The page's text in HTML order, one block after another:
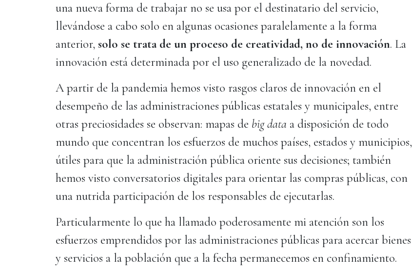
una nueva forma de trabajar no se usa por el destinatario del servicio,
llevándose a cabo solo en algunas ocasiones paralelamente a la forma
anterior, solo se trata de un proceso de creatividad, no de innovación. La
innovación está determinada por el uso generalizado de la novedad.
A partir de la pandemia hemos visto rasgos claros de innovación en el
desempeño de las administraciones públicas estatales y municipales, entre
otras preciosidades se observan: mapas de big data a disposición de todo
mundo que concentran los esfuerzos de muchos países, estados y municipios,
útiles para que la administración pública oriente sus decisiones; también
hemos visto conversatorios digitales para orientar las compras públicas, con
una nutrida participación de los responsables de ejecutarlas.
Particularmente lo que ha llamado poderosamente mi atención son los
esfuerzos emprendidos por las administraciones públicas para acercar bienes
y servicios a la población que a la fecha permanecemos en confinamiento.